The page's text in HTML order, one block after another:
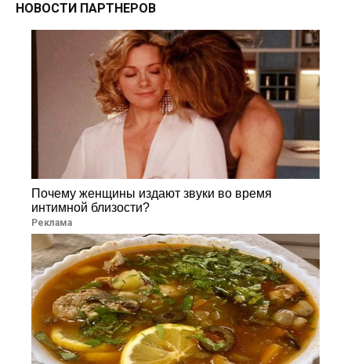
НОВОСТИ ПАРТНЕРОВ
Почему женщины издают звуки во время
интимной близости?
Реклама